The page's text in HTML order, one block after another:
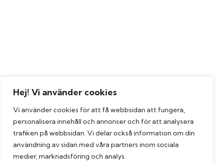
Hej! Vi använder cookies
Vi använder cookies för att få webbsidan att fungera,
personalisera innehåll och annonser och för att analysera
trafiken på webbsidan. Vi delar också information om din
användning av sidan med våra partners inom sociala
medier, marknadsföring och analys.